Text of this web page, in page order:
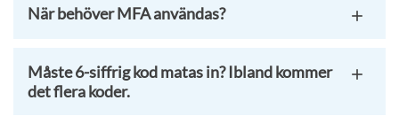
När behöver MFA användas?
Måste 6-siffrig kod matas in? Ibland kommer
det flera koder.